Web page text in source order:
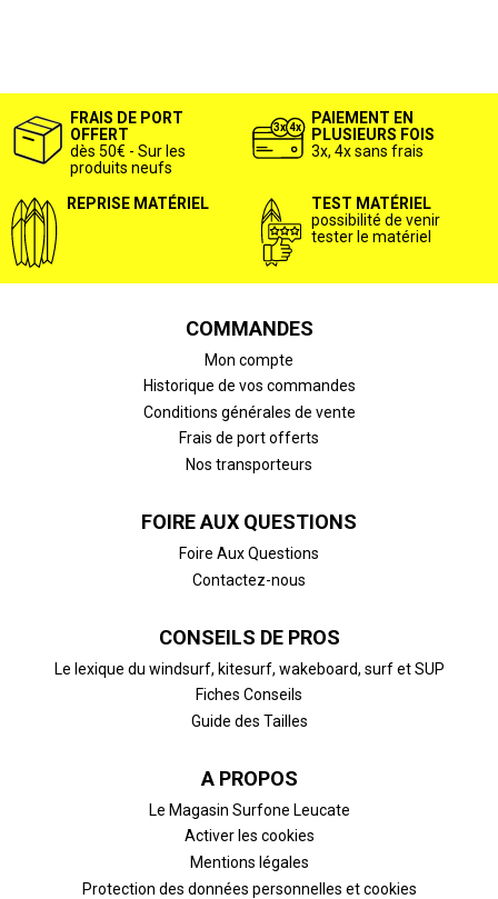
FRAIS DE PORT
OFFERT
dès 50€ - Sur les
produits neufs
PAIEMENT EN
PLUSIEURS FOIS
3x, 4x sans frais
REPRISE MATÉRIEL
TEST MATÉRIEL
possibilité de venir
tester le matériel
COMMANDES
Mon compte
Historique de vos commandes
Conditions générales de vente
Frais de port offerts
Nos transporteurs
FOIRE AUX QUESTIONS
Foire Aux Questions
Contactez-nous
CONSEILS DE PROS
Le lexique du windsurf, kitesurf, wakeboard, surf et SUP
Fiches Conseils
Guide des Tailles
A PROPOS
Le Magasin Surfone Leucate
Activer les cookies
Mentions légales
Protection des données personnelles et cookies